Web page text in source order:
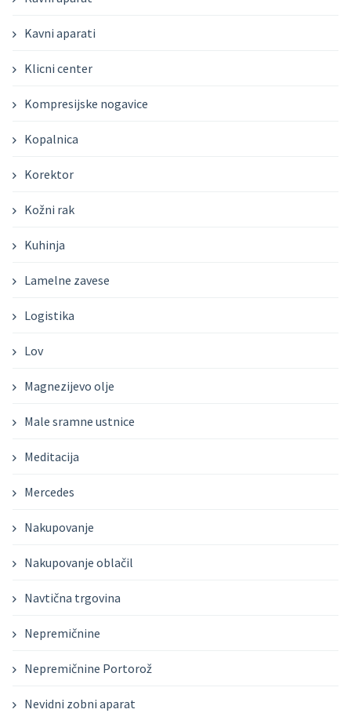
Kavni aparati
Klicni center
Kompresijske nogavice
Kopalnica
Korektor
Kožni rak
Kuhinja
Lamelne zavese
Logistika
Lov
Magnezijevo olje
Male sramne ustnice
Meditacija
Mercedes
Nakupovanje
Nakupovanje oblačil
Navtična trgovina
Nepremičnine
Nepremičnine Portorož
Nevidni zobni aparat